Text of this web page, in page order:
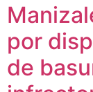
por
de